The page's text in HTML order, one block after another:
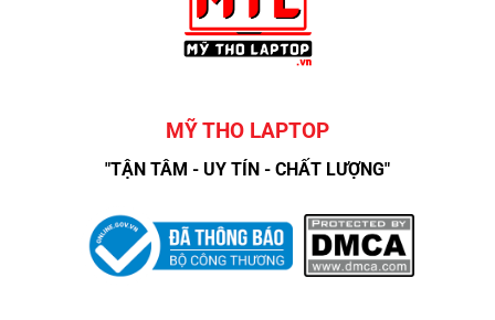
MỸ THO LAPTOP
"TẬN TÂM - UY TÍN - CHẤT LƯỢNG"